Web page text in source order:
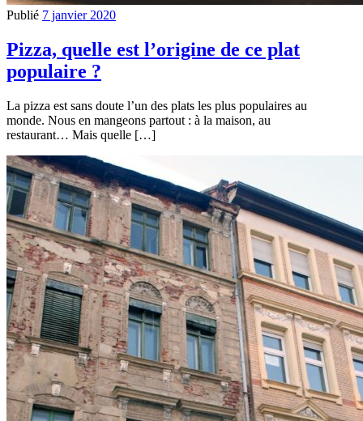
Publié 7 janvier 2020
Pizza, quelle est l’origine de ce plat
populaire ?
La pizza est sans doute l’un des plats les plus populaires au
monde. Nous en mangeons partout : à la maison, au
restaurant… Mais quelle […]